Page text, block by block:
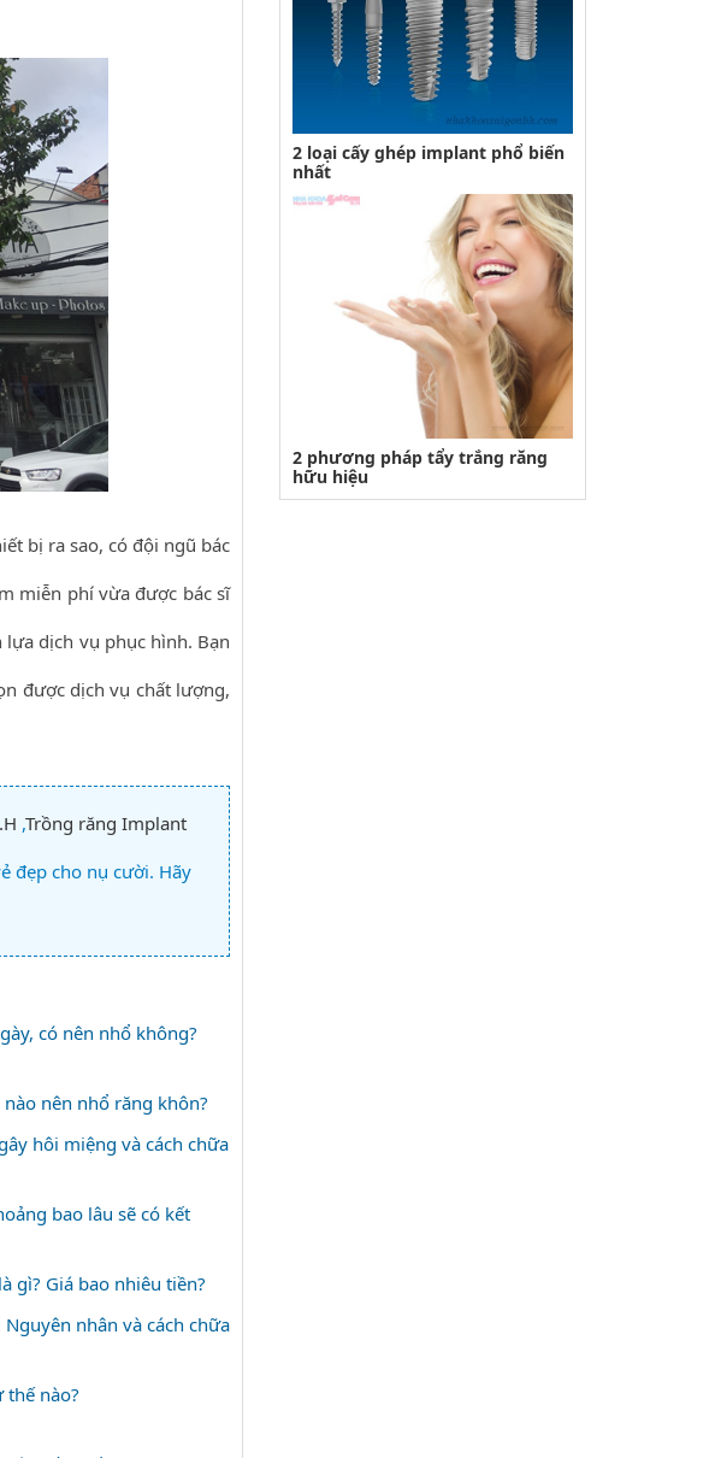
bị ra sao, có đội ngũ bác
miễn phí vừa được bác sĩ
dịch vụ phục hình. Bạn
được dịch vụ chất lượng,
,Trồng răng Implant
đẹp cho nụ cười. Hãy
có nên nhổ không?
nên nhổ răng khôn?
hôi miệng và cách chữa
bao lâu sẽ có kết
gì? Giá bao nhiêu tiền?
nhân và cách chữa
thế nào?
2 loại cấy ghép implant phổ biến
nhất
2 phương pháp tẩy trắng răng
hữu hiệu